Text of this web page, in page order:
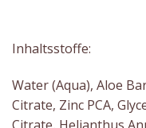
Inhaltsstoffe:
Water (Aqua), Aloe
Citrate, Zinc PCA,